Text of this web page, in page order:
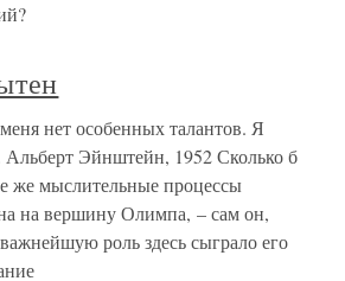
нет особенных талантов. Я
Эйнштейн, 1952 Сколько б
же мыслительные процессы
на вершину Олимпа, – сам он,
роль здесь сыграло его